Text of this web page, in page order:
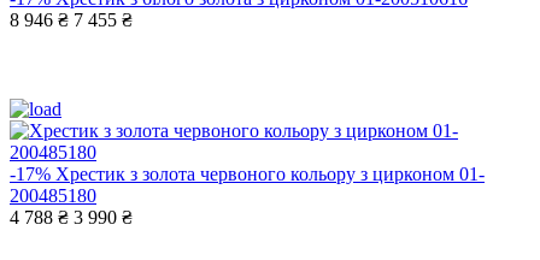
8 946 ₴ 7 455 ₴
-17% Хрестик з золота червоного кольору з цирконом 01-
200485180
4 788 ₴ 3 990 ₴